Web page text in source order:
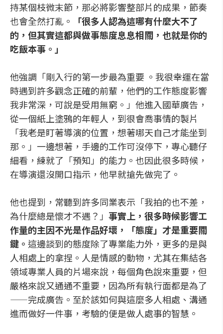
持某個枝微末節，那必將影響整部片的成果，節奏
也會全然打亂。
「很多人認為這哪有什麼大不了
的，但其實這都與做事態度息息相關，也就是你的
吃飯本事。」
他強調「剛入行的第一步最為重要 。我很幸運在當
時遇到許多觀念正確的前輩，他們的工作態度影響
我非常深，可說是受用無窮。」他進入國華廣告，
從一個紙上塗鴉的年輕人，到很會喬事情的製片
「我老是盯著導演的位置，想著哪天自己才能坐到
那。」一邊想著，手邊的工作可沒停下，專心聽仔
細看，練就了「預知」的能力。也因此很多時候，
在導演還沒開口指示，他早就搶先做完了。
他也提到，常聽到許多同業表示「我拍的也不差，
為什麼總是懷才不遇？」 事實上，很多時候影響工
作量的主因不光是作品好壞，「態度」才是重要關
鍵。 這邊談到的態度除了專業能力外，更多的是與
人相處上的拿捏。人是情感的動物，尤其在集結各
領域專業人員的片場來說，每個角色說來重要，但
嚴格來說又通通不重要，因為所有執行面都是為了
——完成廣告。至於該如何與這麼多人相處、溝通
進而做好一件事，考驗的便是做人處事的智慧。